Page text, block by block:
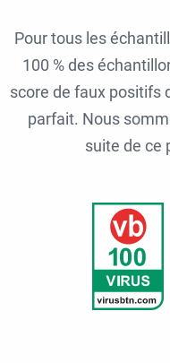
Pour tous les
100 % des
score de faux positifs
parfait. Nous
suite de ce